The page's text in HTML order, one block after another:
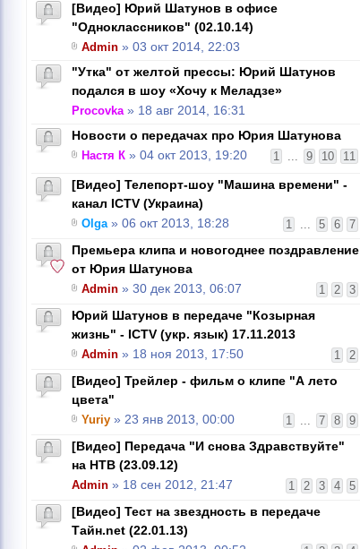
[Видео] Юрий Шатунов в офисе
"Одноклассников" (02.10.14)
Admin » 03 окт 2014, 22:03
"Утка" от желтой прессы: Юрий Шатунов
подался в шоу «Хочу к Меладзе»
Procovka» 18 авг 2014, 16:31
Новости о передачах про Юрия Шатунова
1 ... 9 10 11
Настя К » 04 окт 2013, 19:20
[Видео] Телепорт-шоу "Машина времени" -
канал ICTV (Украина)
1 ... 5 6 7
Olga» 06 окт 2013, 18:28
Премьера клипа и новогоднее поздравление
от Юрия Шатунова
1 2 3
Admin » 30 дек 2013, 06:07
Юрий Шатунов в передаче "Козырная
жизнь" - ICTV (укр. язык) 17.11.2013
1 2
Admin » 18 ноя 2013, 17:50
[Видео] Трейлер - фильм о клипе "А лето
цвета"
1 ... 7 8 9
Yuriy » 23 янв 2013, 00:00
[Видео] Передача "И снова Здравствуйте"
на НТВ (23.09.12)
1 2 3 4 5
Admin » 18 сен 2012, 21:47
[Видео] Тест на звездность в передаче
Тайн.net (22.01.13)